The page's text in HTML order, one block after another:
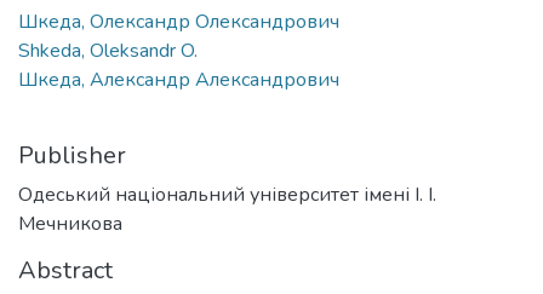
Шкеда, Олександр Олександрович
Shkeda, Oleksandr O.
Шкеда, Александр Александрович
Publisher
Одеський національний університет імені І. І.
Мечникова
Abstract